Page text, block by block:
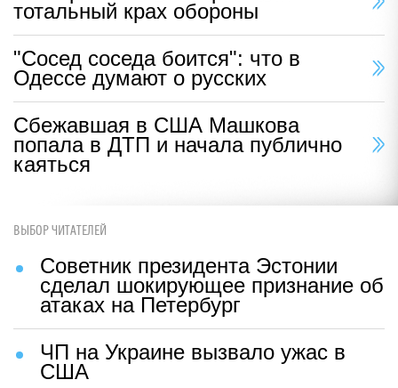
тотальный крах обороны
"Сосед соседа боится": что в
Одессе думают о русских
Сбежавшая в США Машкова
попала в ДТП и начала публично
каяться
ВЫБОР ЧИТАТЕЛЕЙ
Советник президента Эстонии
сделал шокирующее признание об
атаках на Петербург
ЧП на Украине вызвало ужас в
США